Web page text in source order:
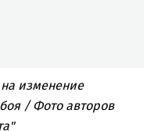
изменение
/ Фото авторов